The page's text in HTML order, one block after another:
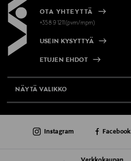
OTA YHTEYTTÄ
+358 9 1211(pvm/mpm)
USEIN KYSYTTYÄ
ETUJEN EHDOT
NÄYTÄ VALIKKO
AJANKOHTAISTA
Instagram Facebook